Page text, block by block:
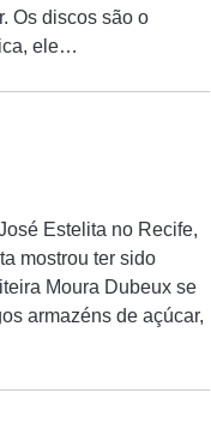
Os discos são o
ele…
Estelita no Recife,
mostrou ter sido
Moura Dubeux se
armazéns de açúcar,